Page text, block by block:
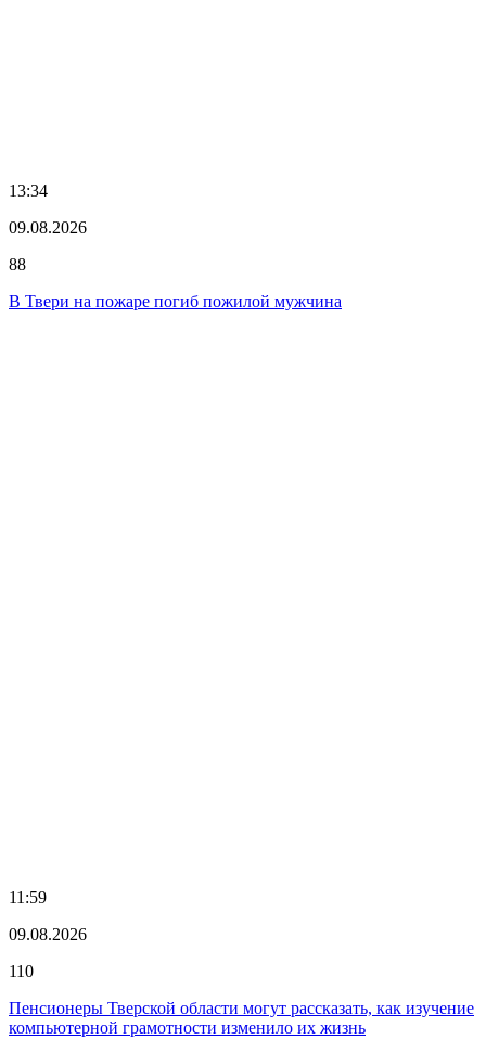
13:34
09.08.2026
88
В Твери на пожаре погиб пожилой мужчина
11:59
09.08.2026
110
Пенсионеры Тверской области могут рассказать, как изучение
компьютерной грамотности изменило их жизнь